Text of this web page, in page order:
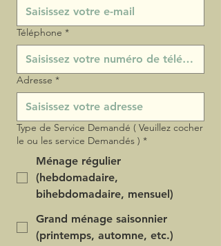
Téléphone *
Adresse *
Type de Service Demandé ( Veuillez cocher
le ou les service Demandés ) *
Ménage régulier
(hebdomadaire,
bihebdomadaire, mensuel)
Grand ménage saisonnier
(printemps, automne, etc.)